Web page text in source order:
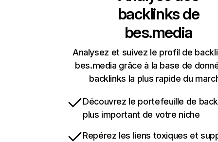
backlinks de
bes.media
Analysez et suivez le profil de
bes.media grâce à la base de
backlinks la plus rapide du
Découvrez le portefeuille de
plus important de votre niche
Repérez les liens toxiques et